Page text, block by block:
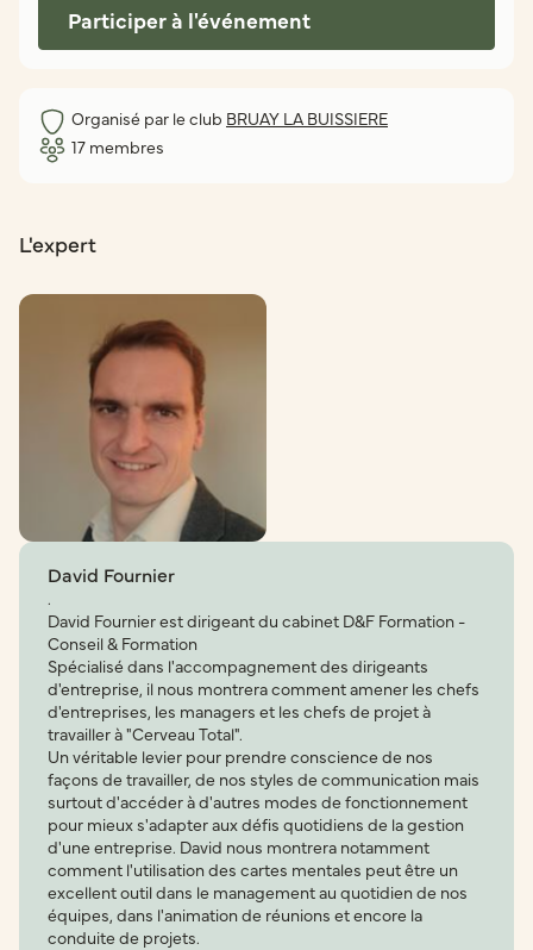
Participer à l'événement
Organisé par le club BRUAY LA BUISSIERE
17 membres
L'expert
David Fournier
.
David Fournier est dirigeant du cabinet D&F Formation -
Conseil & Formation
Spécialisé dans l'accompagnement des dirigeants
d'entreprise, il nous montrera comment amener les chefs
d'entreprises, les managers et les chefs de projet à
travailler à "Cerveau Total".
Un véritable levier pour prendre conscience de nos
façons de travailler, de nos styles de communication mais
surtout d'accéder à d'autres modes de fonctionnement
pour mieux s'adapter aux défis quotidiens de la gestion
d'une entreprise. David nous montrera notamment
comment l'utilisation des cartes mentales peut être un
excellent outil dans le management au quotidien de nos
équipes, dans l'animation de réunions et encore la
conduite de projets.